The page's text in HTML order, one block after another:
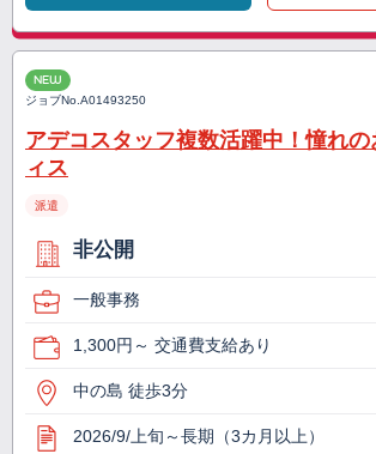
NEW
ジョブNo.A01493250
アデコスタッフ複数活躍中！憧れ
ィス
派遣
非公開
一般事務
1,300円～ 交通費支給あり
中の島 徒歩3分
2026/9/上旬～長期（3カ月以上）